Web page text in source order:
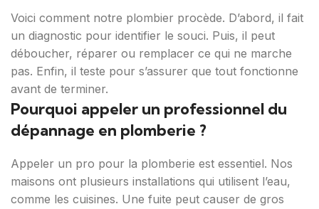
Voici comment notre plombier procède. D’abord, il fait
un diagnostic pour identifier le souci. Puis, il peut
déboucher, réparer ou remplacer ce qui ne marche
pas. Enfin, il teste pour s’assurer que tout fonctionne
avant de terminer.
Pourquoi appeler un professionnel du
dépannage en plomberie ?
Appeler un pro pour la plomberie est essentiel. Nos
maisons ont plusieurs installations qui utilisent l’eau,
comme les cuisines. Une fuite peut causer de gros